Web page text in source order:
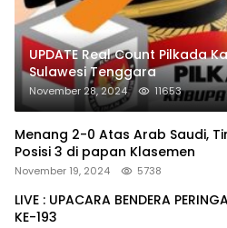
UPDATE Real Count Pilkada
Sulawesi Tenggara
November 28, 2024 11653
Menang 2-0 Atas Arab Saudi,
Posisi 3 di papan Klasemen
November 19, 2024 5738
LIVE : UPACARA BENDERA
KE-193